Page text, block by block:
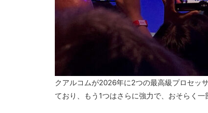
クアルコムが2026年に2つの最高級プロセッ
ており、もう1つはさらに強力で、おそらく